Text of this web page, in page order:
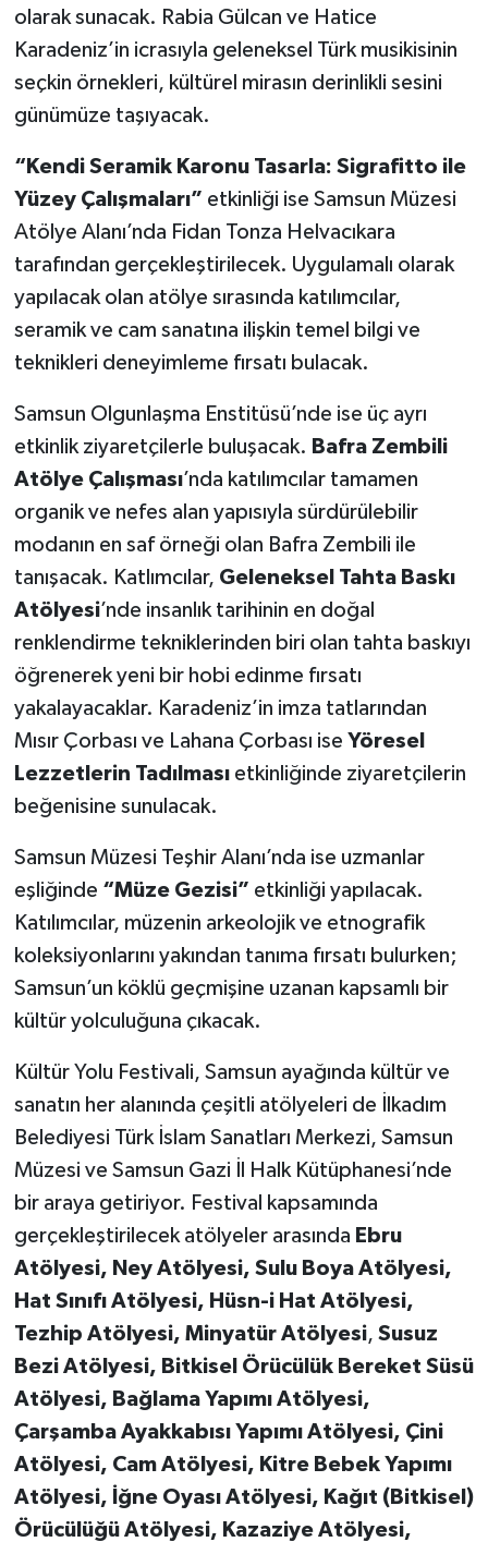
olarak sunacak. Rabia Gülcan ve Hatice
Karadeniz’in icrasıyla geleneksel Türk musikisinin
seçkin örnekleri, kültürel mirasın derinlikli sesini
günümüze taşıyacak.
“Kendi Seramik Karonu Tasarla: Sigrafitto ile
Yüzey Çalışmaları” etkinliği ise Samsun Müzesi
Atölye Alanı’nda Fidan Tonza Helvacıkara
tarafından gerçekleştirilecek. Uygulamalı olarak
yapılacak olan atölye sırasında katılımcılar,
seramik ve cam sanatına ilişkin temel bilgi ve
teknikleri deneyimleme fırsatı bulacak.
Samsun Olgunlaşma Enstitüsü’nde ise üç ayrı
etkinlik ziyaretçilerle buluşacak. Bafra Zembili
Atölye Çalışması’nda katılımcılar tamamen
organik ve nefes alan yapısıyla sürdürülebilir
modanın en saf örneği olan Bafra Zembili ile
tanışacak. Katlımcılar, Geleneksel Tahta Baskı
Atölyesi’nde insanlık tarihinin en doğal
renklendirme tekniklerinden biri olan tahta baskıyı
öğrenerek yeni bir hobi edinme fırsatı
yakalayacaklar. Karadeniz’in imza tatlarından
Mısır Çorbası ve Lahana Çorbası ise Yöresel
Lezzetlerin Tadılması etkinliğinde ziyaretçilerin
beğenisine sunulacak.
Samsun Müzesi Teşhir Alanı’nda ise uzmanlar
eşliğinde “Müze Gezisi” etkinliği yapılacak.
Katılımcılar, müzenin arkeolojik ve etnografik
koleksiyonlarını yakından tanıma fırsatı bulurken;
Samsun’un köklü geçmişine uzanan kapsamlı bir
kültür yolculuğuna çıkacak.
Kültür Yolu Festivali, Samsun ayağında kültür ve
sanatın her alanında çeşitli atölyeleri de İlkadım
Belediyesi Türk İslam Sanatları Merkezi, Samsun
Müzesi ve Samsun Gazi İl Halk Kütüphanesi’nde
bir araya getiriyor. Festival kapsamında
gerçekleştirilecek atölyeler arasında Ebru
Atölyesi, Ney Atölyesi, Sulu Boya Atölyesi,
Hat Sınıfı Atölyesi, Hüsn-i Hat Atölyesi,
Tezhip Atölyesi, Minyatür Atölyesi, Susuz
Bezi Atölyesi, Bitkisel Örücülük Bereket Süsü
Atölyesi, Bağlama Yapımı Atölyesi,
Çarşamba Ayakkabısı Yapımı Atölyesi, Çini
Atölyesi, Cam Atölyesi, Kitre Bebek Yapımı
Atölyesi, İğne Oyası Atölyesi, Kağıt (Bitkisel)
Örücülüğü Atölyesi, Kazaziye Atölyesi,